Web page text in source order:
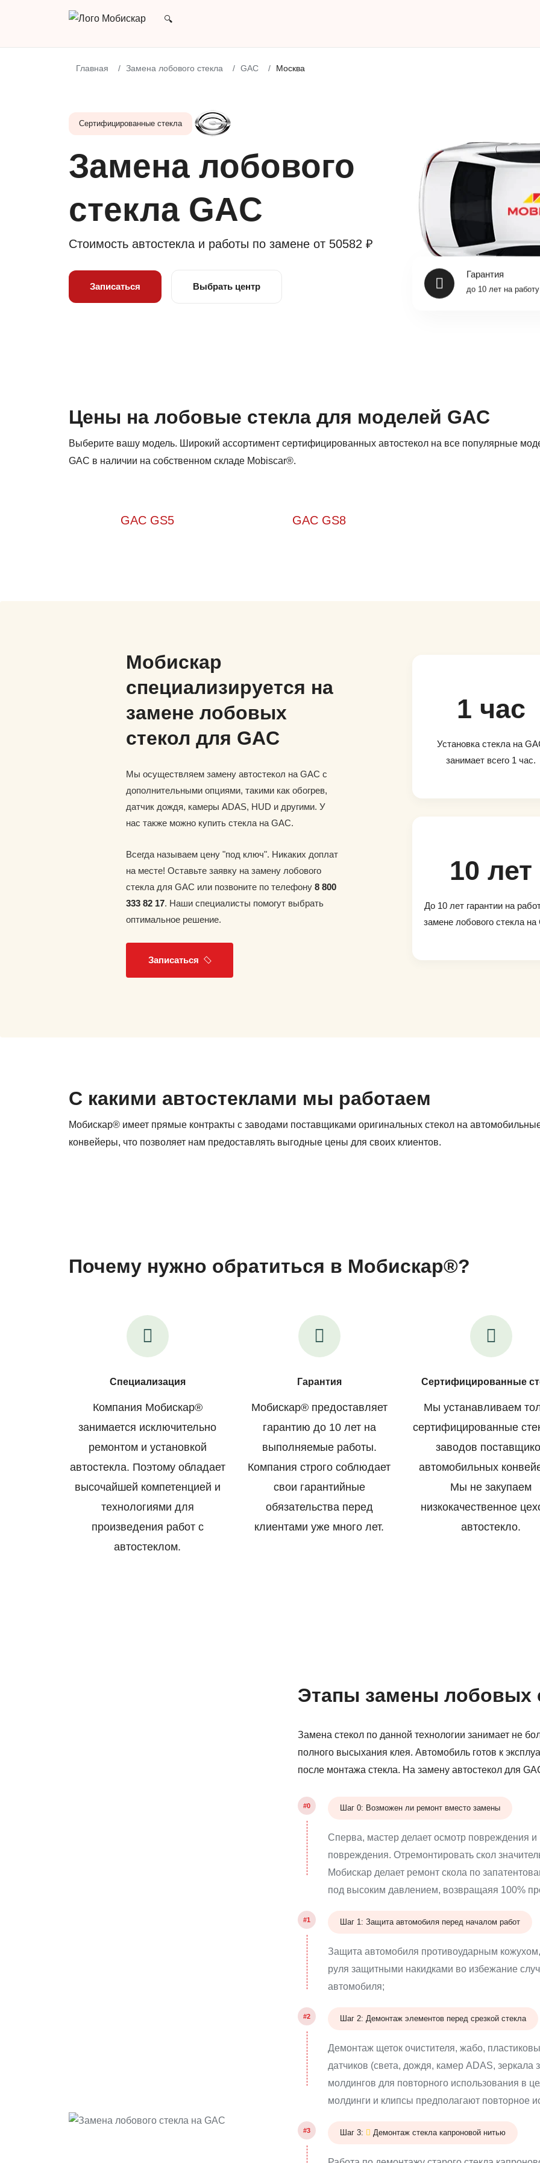
Главная Замена лобового стекла GAC Москва
Сертифицированные стекла
Замена лобового
стекла GAC
Стоимость автостекла и работы по замене от 50582 ₽
Записаться Выбрать центр
Гарантия
до 10 лет на работу
Цены на лобовые стекла для моделей GAC
Выберите вашу модель. Широкий ассортимент сертифицированных автостекол на все популярные
GAC в наличии на собственном складе Mobiscar®.
GAC GS5 GAC GS8
Мобискар
специализируется на
замене лобовых
стекол для GAC
Мы осуществляем замену автостекол на GAC с
дополнительными опциями, такими как обогрев,
датчик дождя, камеры ADAS, HUD и другими. У
нас также можно купить стекла на GAC.
Всегда называем цену "под ключ". Никаких доплат
на месте! Оставьте заявку на замену лобового
стекла для GAC или позвоните по телефону 8 800
333 82 17. Наши специалисты помогут выбрать
оптимальное решение.
Записаться
1 час
Установка стекла на
занимает всего 1 час.
10 лет
До 10 лет гарантии на
замене лобового стекла на
С какими автостеклами мы работаем
Мобискар® имеет прямые контракты с заводами поставщиками оригинальных стекол на
конвейеры, что позволяет нам предоставлять выгодные цены для своих клиентов.
Почему нужно обратиться в Мобискар®?
Специализация
Компания Мобискар®
занимается исключительно
ремонтом и установкой
автостекла. Поэтому обладает
высочайшей компетенцией и
технологиями для
произведения работ с
автостеклом.
Гарантия
Мобискар® предоставляет
гарантию до 10 лет на
выполняемые работы.
Компания строго соблюдает
свои гарантийные
обязательства перед
клиентами уже много лет.
Сертифицированные
Мы устанавливаем
сертифицированные
заводов
автомобильных
Мы не закупаем
низкокачественное
автостекло.
Этапы замены лобовых
Замена стекол по данной технологии занимает не
полного высыхания клея. Автомобиль готов к
после монтажа стекла. На замену автостекол для
#0 Шаг 0: Возможен ли ремонт вместо замены
Сперва, мастер делает осмотр повреждения
повреждения. Отремонтировать скол
Мобискар делает ремонт скола по
под высоким давлением, возвращаяя 100%
#1 Шаг 1: Защита автомобиля перед началом работ
Защита автомобиля противоударным
руля защитными накидками во избежание
автомобиля;
#2 Шаг 2: Демонтаж элементов перед срезкой стекла
Демонтаж щеток очистителя, жабо,
датчиков (света, дождя, камер ADAS,
молдингов для повторного использования в
молдинги и клипсы предполагают повторное
#3 Шаг 3: Демонтаж стекла капроновой нитью